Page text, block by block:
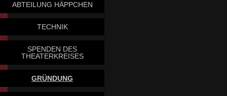
ABTEILUNG HÄPPCHEN
TECHNIK
SPENDEN DES
THEATERKREISES
GRÜNDUNG